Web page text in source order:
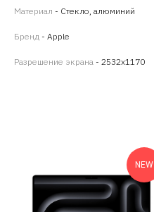
Материал - Стекло, алюминий
Бренд - Apple
Разрешение экрана - 2532x1170
NEW